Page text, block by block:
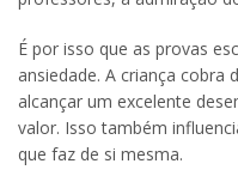
É por isso que as provas
ansiedade. A criança cobra
alcançar um excelente
valor. Isso também
que faz de si mesma.